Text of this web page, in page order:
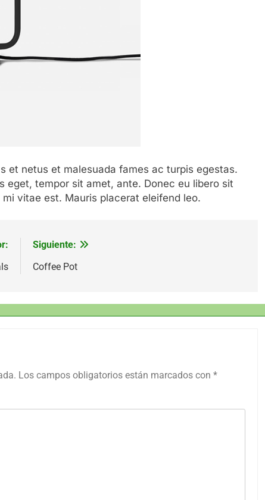
et netus et malesuada fames ac turpis egestas.
tempor sit amet, ante. Donec eu libero sit
vitae est. Mauris placerat eleifend leo.
Siguiente:
Coffee Pot
Los campos obligatorios están marcados con *